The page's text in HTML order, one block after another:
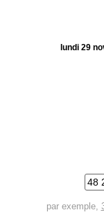
lundi 29
par exemple,